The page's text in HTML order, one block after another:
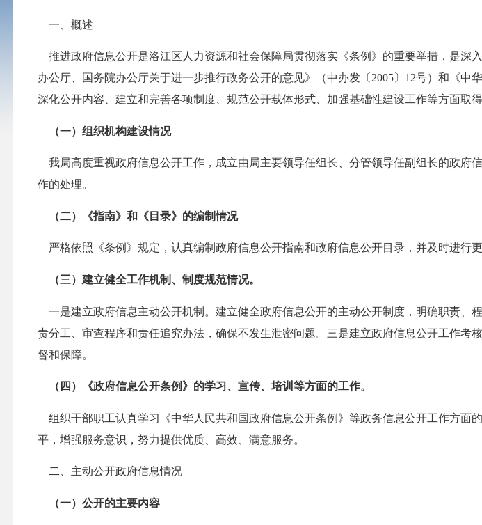
一、概述
推进政府信息公开是洛江区人力资源和社会保障局贯彻落实《条例》的重要举措，是
办公厅、国务院办公厅关于进一步推行政务公开的意见》（中办发〔 2005〕 12号）和《中
深化公开内容、建立和完善各项制度、规范公开载体形式、加强基础性建设工作等方面取得
（一）组织机构建设情况
我局高度重视政府信息公开工作，成立由局主要领导任组长、分管领导任副组长的政
作的处理。
（二）《指南》和《目录》的编制情况
严格依照《条例》规定，认真编制政府信息公开指南和政府信息公开目录，并及时进行更
（三）建立健全工作机制、制度规范情况。
一是建立政府信息主动公开机制。建立健全政府信息公开的主动公开制度，明确职责
责分工、审查程序和责任追究办法，确保不发生泄密问题。三是建立政府信息公开工作
督和保障。
（四）《政府信息公开条例》的学习、宣传、培训等方面的工作。
组织干部职工认真学习《中华人民共和国政府信息公开条例》等政务信息公开工作方
平，增强服务意识，努力提供优质、高效、满意服务。
二、主动公开政府信息情况
（一）公开的主要内容